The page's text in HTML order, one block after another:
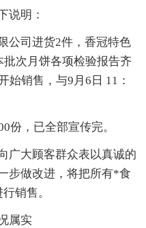
说明：
公司进货2件，香冠特色
批次月饼各项检验报告齐
始销售，与9月6日 11：
份，已全部宣传完。
广大顾客群众表以真诚的
步做改进，将把所有*食
销售。
属实